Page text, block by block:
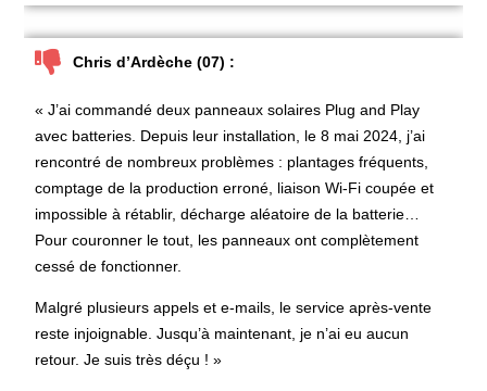
Chris d’Ardèche (07) :
« J’ai commandé deux panneaux solaires Plug and Play
avec batteries. Depuis leur installation, le 8 mai 2024, j’ai
rencontré de nombreux problèmes : plantages fréquents,
comptage de la production erroné, liaison Wi-Fi coupée et
impossible à rétablir, décharge aléatoire de la batterie…
Pour couronner le tout, les panneaux ont complètement
cessé de fonctionner.
Malgré plusieurs appels et e-mails, le service après-vente
reste injoignable. Jusqu’à maintenant, je n’ai eu aucun
retour. Je suis très déçu ! »